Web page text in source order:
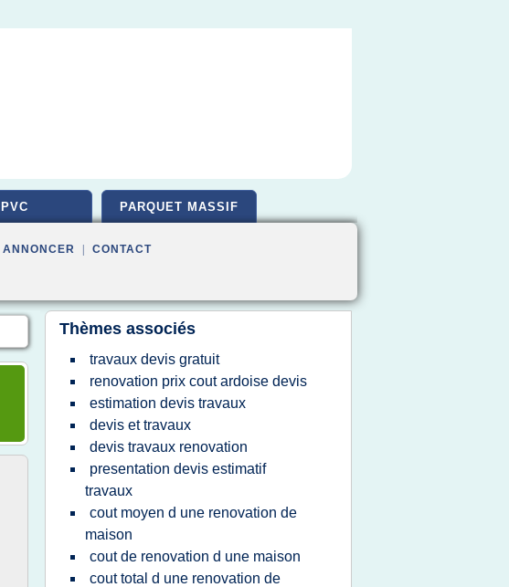
PVC PARQUET MASSIF
ANNONCER CONTACT
Thèmes associés
travaux devis gratuit
renovation prix cout ardoise devis
estimation devis travaux
devis et travaux
devis travaux renovation
presentation devis estimatif
travaux
cout moyen d une renovation de
maison
cout de renovation d une maison
cout total d une renovation de